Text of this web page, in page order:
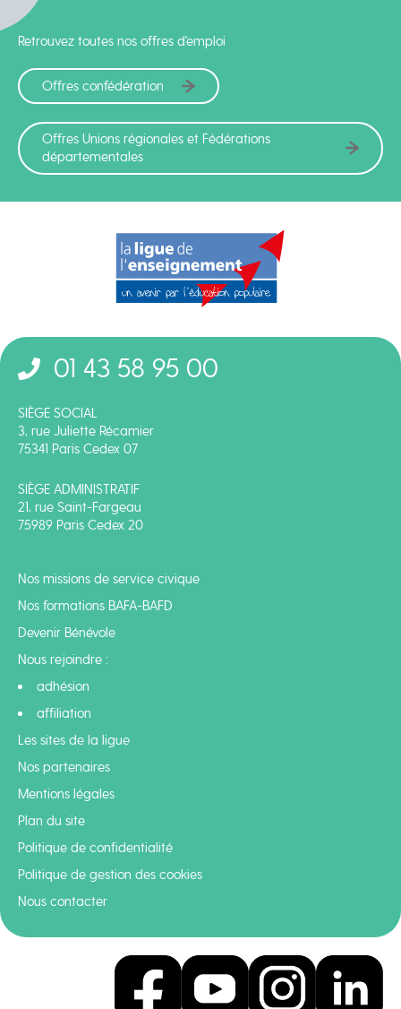
01 43 58 95 00
SIÈGE SOCIAL
3, rue Juliette Récamier
75341 Paris Cedex 07
SIÈGE ADMINISTRATIF
21, rue Saint-Fargeau
75989 Paris Cedex 20
Nos missions de service civique
Nos formations BAFA-BAFD
Devenir Bénévole
Nous rejoindre :
adhésion
affiliation
Les sites de la ligue
Nos partenaires
Mentions légales
Plan du site
Politique de confidentialité
Politique de gestion des cookies
Nous contacter
Retrouvez toutes nos offres d'emploi
Offres confédération
Offres Unions régionales et Fédérations
départementales